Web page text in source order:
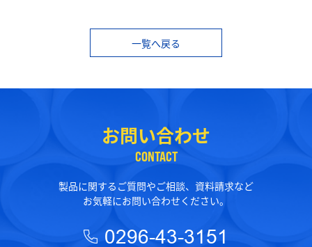
一覧へ戻る
お問い合わせ
CONTACT
製品に関するご質問やご相談、資料請求など
お気軽にお問い合わせください。
0296-43-3151